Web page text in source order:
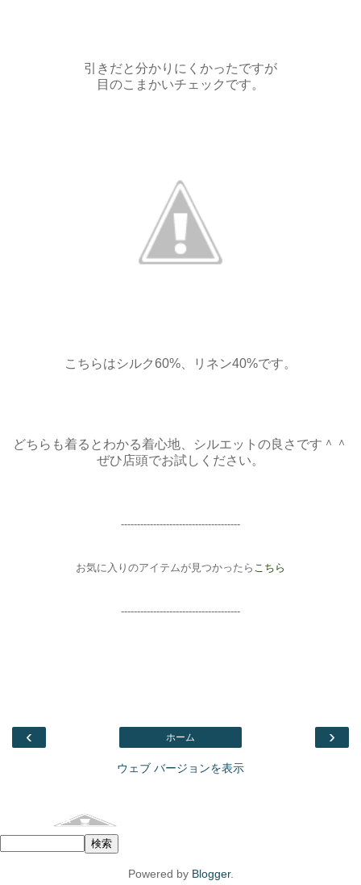
引きだと分かりにくかったですが
目のこまかいチェックです。
こちらはシルク60%、リネン40%です。
どちらも着るとわかる着心地、シルエットの良さです＾＾
ぜひ店頭でお試しください。
-------------------------------------
お気に入りのアイテムが見つかったら こちら
-------------------------------------
‹ ›
ホーム
ウェブ バージョンを表示
このブログを検索
Powered by Blogger.